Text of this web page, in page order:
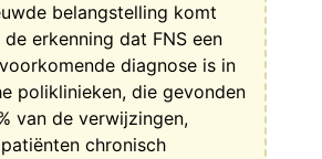
belangstelling komt
erkenning dat FNS een
diagnose is in
poliklinieken, die gevonden
van de verwijzingen,
chronisch